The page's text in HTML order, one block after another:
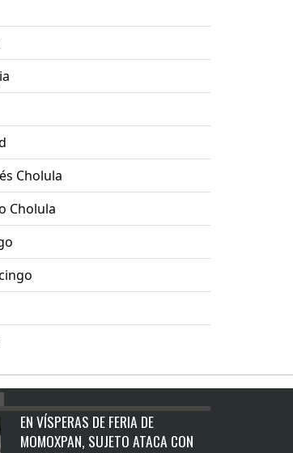
Cholula
Cholula
EN VÍSPERAS DE FERIA DE
MOMOXPAN, SUJETO ATACA CON